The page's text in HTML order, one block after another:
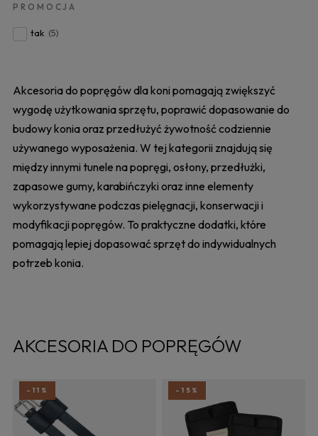
PROMOCJA
tak (5)
Akcesoria do popręgów dla koni pomagają zwiększyć
wygodę użytkowania sprzętu, poprawić dopasowanie do
budowy konia oraz przedłużyć żywotność codziennie
używanego wyposażenia. W tej kategorii znajdują się
między innymi tunele na popręgi, osłony, przedłużki,
zapasowe gumy, karabińczyki oraz inne elementy
wykorzystywane podczas pielęgnacji, konserwacji i
modyfikacji popręgów. To praktyczne dodatki, które
pomagają lepiej dopasować sprzęt do indywidualnych
potrzeb konia.
AKCESORIA DO POPRĘGÓW
-11% -15%